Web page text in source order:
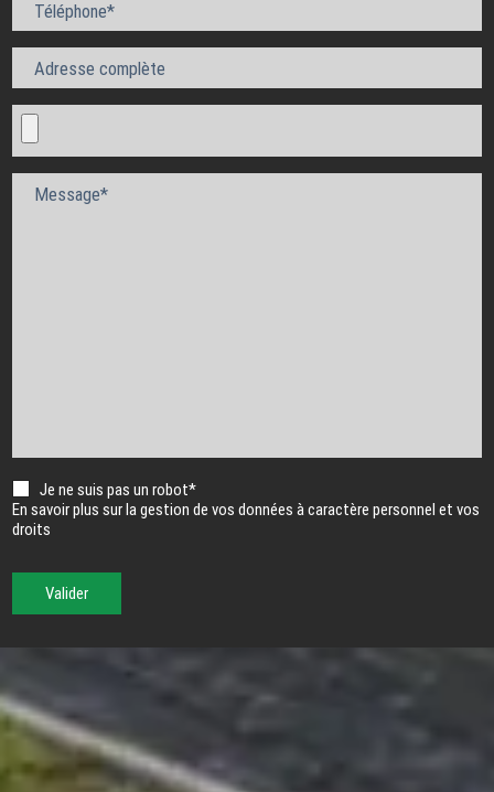
Téléphone*
Adresse complète
Message*
Je ne suis pas un robot*
En savoir plus sur la gestion de vos données à caractère personnel et vos
droits
Valider